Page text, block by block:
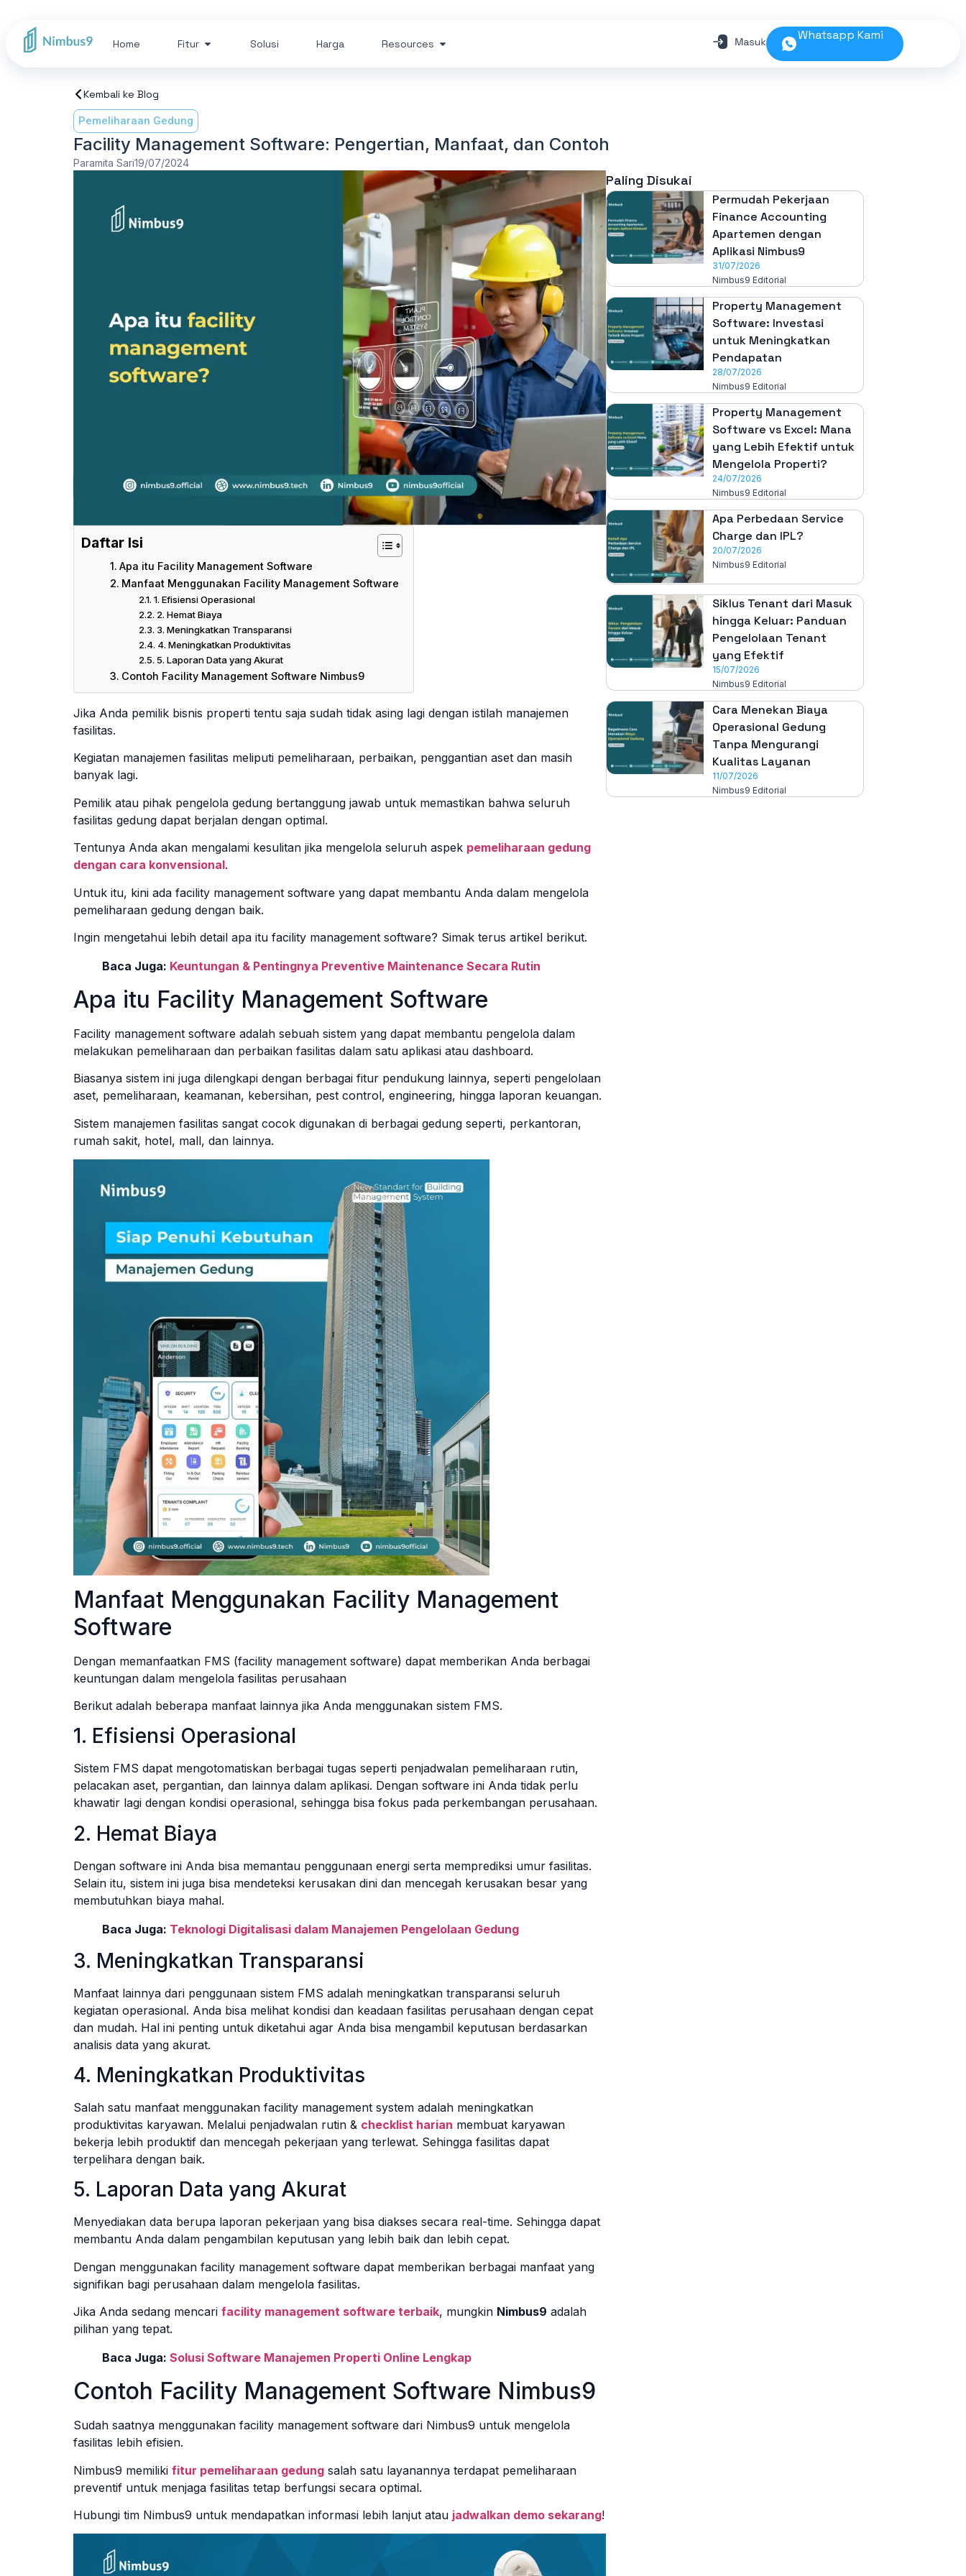
Home Fitur Solusi Harga Resources
Whatsapp Kami
Kembali ke Blog
Pemeliharaan Gedung
Facility Management Software: Pengertian, Manfaat, dan Contoh
Paramita Sari19/07/2024
Daftar Isi
Apa itu Facility Management Software
Manfaat Menggunakan Facility Management Software
1. Efisiensi Operasional
2. Hemat Biaya
3. Meningkatkan Transparansi
4. Meningkatkan Produktivitas
5. Laporan Data yang Akurat
Contoh Facility Management Software Nimbus9
Jika Anda pemilik bisnis properti tentu saja sudah tidak asing lagi dengan istilah manajemen
fasilitas.
Kegiatan manajemen fasilitas meliputi pemeliharaan, perbaikan, penggantian aset dan masih
banyak lagi.
Pemilik atau pihak pengelola gedung bertanggung jawab untuk memastikan bahwa seluruh
fasilitas gedung dapat berjalan dengan optimal.
Tentunya Anda akan mengalami kesulitan jika mengelola seluruh aspek pemeliharaan gedung
dengan cara konvensional.
Untuk itu, kini ada facility management software yang dapat membantu Anda dalam mengelola
pemeliharaan gedung dengan baik.
Ingin mengetahui lebih detail apa itu facility management software? Simak terus artikel berikut.
Baca Juga: Keuntungan & Pentingnya Preventive Maintenance Secara Rutin
Apa itu Facility Management Software
Facility management software adalah sebuah sistem yang dapat membantu pengelola dalam
melakukan pemeliharaan dan perbaikan fasilitas dalam satu aplikasi atau dashboard.
Biasanya sistem ini juga dilengkapi dengan berbagai fitur pendukung lainnya, seperti pengelolaan
aset, pemeliharaan, keamanan, kebersihan, pest control, engineering, hingga laporan keuangan.
Sistem manajemen fasilitas sangat cocok digunakan di berbagai gedung seperti, perkantoran,
rumah sakit, hotel, mall, dan lainnya.
Manfaat Menggunakan Facility Management
Software
Dengan memanfaatkan FMS (facility management software) dapat memberikan Anda berbagai
keuntungan dalam mengelola fasilitas perusahaan
Berikut adalah beberapa manfaat lainnya jika Anda menggunakan sistem FMS.
1. Efisiensi Operasional
Sistem FMS dapat mengotomatiskan berbagai tugas seperti penjadwalan pemeliharaan rutin,
pelacakan aset, pergantian, dan lainnya dalam aplikasi. Dengan software ini Anda tidak perlu
khawatir lagi dengan kondisi operasional, sehingga bisa fokus pada perkembangan perusahaan.
2. Hemat Biaya
Dengan software ini Anda bisa memantau penggunaan energi serta memprediksi umur fasilitas.
Selain itu, sistem ini juga bisa mendeteksi kerusakan dini dan mencegah kerusakan besar yang
membutuhkan biaya mahal.
Baca Juga: Teknologi Digitalisasi dalam Manajemen Pengelolaan Gedung
3. Meningkatkan Transparansi
Manfaat lainnya dari penggunaan sistem FMS adalah meningkatkan transparansi seluruh
kegiatan operasional. Anda bisa melihat kondisi dan keadaan fasilitas perusahaan dengan cepat
dan mudah. Hal ini penting untuk diketahui agar Anda bisa mengambil keputusan berdasarkan
analisis data yang akurat.
4. Meningkatkan Produktivitas
Salah satu manfaat menggunakan facility management system adalah meningkatkan
produktivitas karyawan. Melalui penjadwalan rutin & checklist harian membuat karyawan
bekerja lebih produktif dan mencegah pekerjaan yang terlewat. Sehingga fasilitas dapat
terpelihara dengan baik.
5. Laporan Data yang Akurat
Menyediakan data berupa laporan pekerjaan yang bisa diakses secara real-time. Sehingga dapat
membantu Anda dalam pengambilan keputusan yang lebih baik dan lebih cepat.
Dengan menggunakan facility management software dapat memberikan berbagai manfaat yang
signifikan bagi perusahaan dalam mengelola fasilitas.
Jika Anda sedang mencari facility management software terbaik, mungkin Nimbus9 adalah
pilihan yang tepat.
Baca Juga: Solusi Software Manajemen Properti Online Lengkap
Contoh Facility Management Software Nimbus9
Sudah saatnya menggunakan facility management software dari Nimbus9 untuk mengelola
fasilitas lebih efisien.
Nimbus9 memiliki fitur pemeliharaan gedung salah satu layanannya terdapat pemeliharaan
preventif untuk menjaga fasilitas tetap berfungsi secara optimal.
Hubungi tim Nimbus9 untuk mendapatkan informasi lebih lanjut atau jadwalkan demo sekarang!
Paling Disukai
Permudah Pekerjaan
Finance Accounting
Apartemen dengan
Aplikasi Nimbus9
31/07/2026
Nimbus9 Editorial
Property Management
Software: Investasi
untuk Meningkatkan
Pendapatan
28/07/2026
Nimbus9 Editorial
Property Management
Software vs Excel: Mana
yang Lebih Efektif untuk
Mengelola Properti?
24/07/2026
Nimbus9 Editorial
Apa Perbedaan Service
Charge dan IPL?
20/07/2026
Nimbus9 Editorial
Siklus Tenant dari Masuk
hingga Keluar: Panduan
Pengelolaan Tenant
yang Efektif
15/07/2026
Nimbus9 Editorial
Cara Menekan Biaya
Operasional Gedung
Tanpa Mengurangi
Kualitas Layanan
11/07/2026
Nimbus9 Editorial